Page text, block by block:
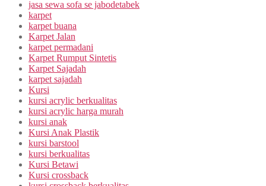
jasa sewa sofa se jabodetabek
karpet
karpet buana
Karpet Jalan
karpet permadani
Karpet Rumput Sintetis
Karpet Sajadah
karpet sajadah
Kursi
kursi acrylic berkualitas
kursi acrylic harga murah
kursi anak
Kursi Anak Plastik
kursi barstool
kursi berkualitas
Kursi Betawi
Kursi crossback